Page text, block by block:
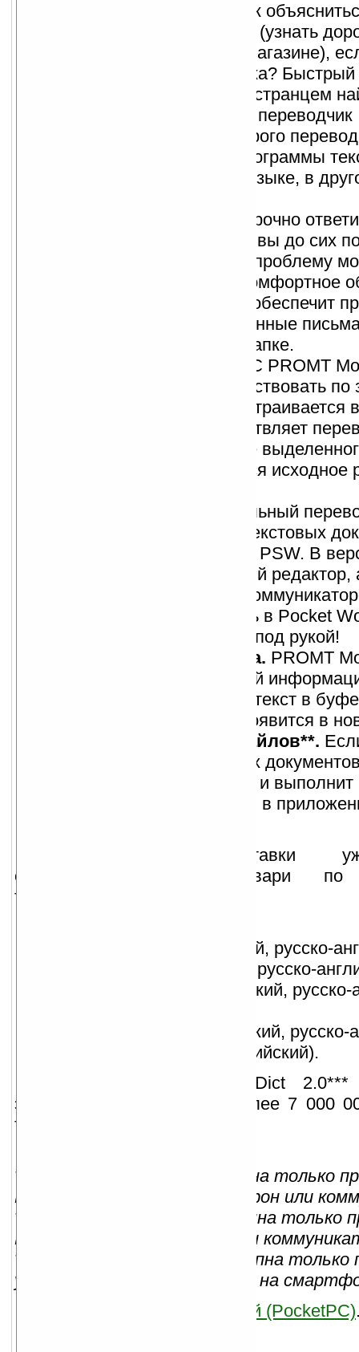
Как
иностранцем за границей (узнать
понравившуюся вещь в магазине),
знаете иностранного языка?
способ пообщаться с иностранцем
Приложение Диалоговый переводчик
предназначено для быстрого
диалога: в одном окне программы
отобразится на русском языке, в
Нужно срочно
англоязычное письмо, но вы до сих
что в нем написано? Эту проблему
за считанные секунды! Комфортное
иностранными друзьями обеспечит
Pocket Outlook. Переведенные
сохранены в отдельной папке.
С PROMT
можете свободно путешествовать
Интернету. Программа встраивается
Internet Explorer и осуществляет
страницы целиком или ее
При переводе сохраняется исходное
Мобильный
справится с переводом текстовых
форматов TXT, RTF, PWI, PSW. В
смартфона есть текстовый редактор,
переводчике для КПК и
перевода можно встроить в Pocket
переводчик будет всегда под рукой!
Перевод буфера обмена. PROMT
выполнит перевод важной
приложения, скопировав текст в
Выполненный перевод появится в
Перевод нескольких файлов**.
перевод сразу нескольких
справится с этой задачей и
необходимых документов в
В комплект поставки
специализированные словари
тематикам:
Коммерция (англо-русский, русско-
Интернет (англо-русский, русско-
Юридический (англо-русский, русско-
Путешествия (англо-русский, русско-
Разговорник (русско-английский).
Словарь PROMT VER-Dict
электронный словарь — более 7 000
тематических словарях.
* — Данная функция доступна только
PROMT Mobile 7.0 на смартфон или
** — Данная функция доступна только
PROMT Mobile 7.0 на КПК или
*** — Данная функция доступна только
установке PROMT Mobile 7.0 на
PROMT Mobile Английский (PocketPC)